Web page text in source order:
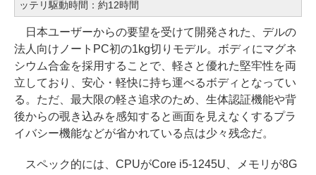
ッテリ駆動時間：約12時間
日本ユーザーからの要望を受けて開発された、デルの
法人向けノートPC初の1kg切りモデル。ボディにマグネ
シウム合金を採用することで、軽さと優れた堅牢性を両
立しており、安心・軽快に持ち運べるボディとなってい
る。ただ、最大限の軽さ追求のため、生体認証機能や背
後からの覗き込みを感知すると画面を見えなくするプラ
イバシー機能などが省かれている点は少々残念だ。
スペック的には、CPUがCore i5-1245U、メモリが8G